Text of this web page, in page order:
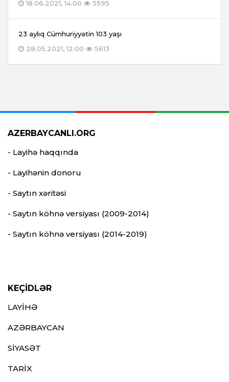
18.06.2021, 14:00 5595
23 aylıq Cümhuriyyətin 103 yaşı
28.05.2021, 12:00
5613
AZERBAYCANLI.ORG
- Layihə haqqında
- Layihənin donoru
- Saytın xəritəsi
- Saytın köhnə versiyası (2009-2014)
- Saytın köhnə versiyası (2014-2019)
KEÇİDLƏR
LAYİHƏ
AZƏRBAYCAN
SİYASƏT
TARİX